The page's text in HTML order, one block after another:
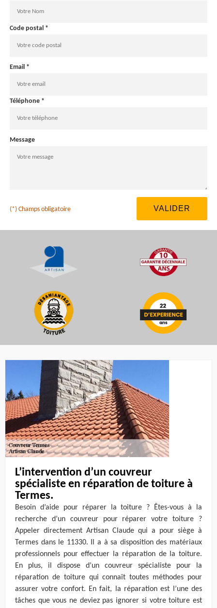
Code postal *
Email *
Téléphone *
Message
(*) Champs obligatoire
L’intervention d’un couvreur
spécialiste en réparation de toiture à
Termes.
Besoin d’aide pour réparer la toiture ? Êtes-vous à la
recherche d’un couvreur pour réparer votre toiture ?
Appeler directement Artisan Claude qui a pour siège à
Termes dans le 11330. Il a à sa disposition des matériaux
professionnels pour effectuer la réparation de la toiture.
En plus, il dispose d’un couvreur spécialiste pour la
réparation de toiture qui connaît toutes méthodes pour
assurer votre confort. En fait, la réparation est l’une des
tâches que vous ne deviez pas ignorer si votre toiture est